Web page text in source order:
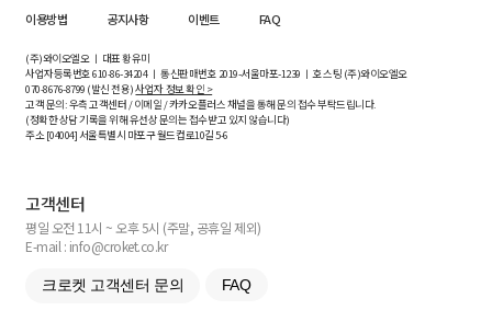
이용방법
공지사항 이벤트 FAQ
(주)와이오엘오 ㅣ 대표 황유미
사업자등록번호610-86-34204ㅣ 통신판매번호 2019-서울마포-1239 ㅣ 호스팅 (주)와이오엘오
070-8676-8799 (발신 전용)사업자 정보 확인 >
고객 문의: 우측 고객센터 / 이메일 / 카카오플러스 채널을 통해 문의 접수 부탁드립니다.
(정확한 상담 기록을 위해 유선상 문의는 접수받고 있지 않습니다)
주소 [04004] 서울특별시 마포구 월드컵로10길5-6
고객센터
평일 오전 11시 ~ 오후 5시 (주말, 공휴일 제외)
E-mail : info@croket.co.kr
크로켓 고객센터 문의 FAQ